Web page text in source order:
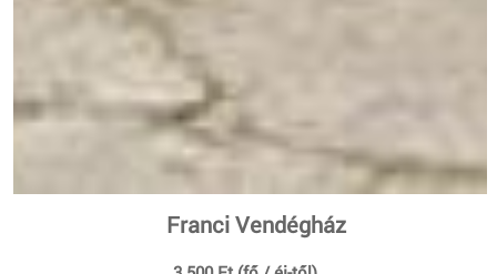
Franci Vendégház